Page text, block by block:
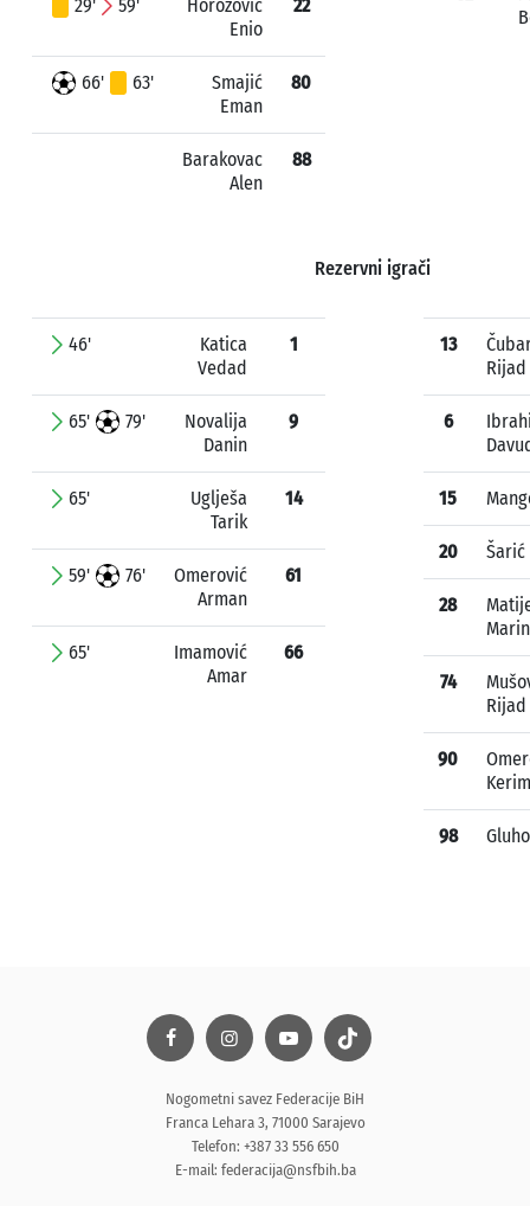
29' 59'
Horozović
Enio
22
66' 63'
Smajić
Eman
80
Barakovac
Alen
88
Rezervni igrači
46'
Katica
Vedad
1
65' 79'
Novalija
Danin
9
65'
Uglješa
Tarik
14
59' 76'
Omerović
Arman
61
65'
Imamović
Amar
66
13
Rijad
6
15
20
28
Marin
74
Rijad
90
Kerim
98
Nogometni savez Federacije BiH
Franca Lehara 3, 71000 Sarajevo
Telefon: +387 33 556 650
E-mail: federacija@nsfbih.ba